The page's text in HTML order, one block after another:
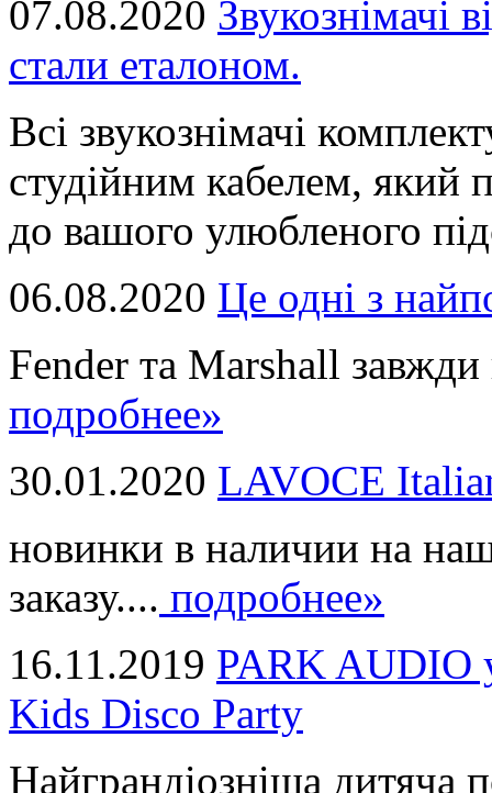
07.08.2020 Звукознімачі
стали еталоном.
Всі звукознімачі
студійним кабелем, який
до вашого улюбленого
06.08.2020 Це однi з
Fender та Marshall завжди
подробнее»
30.01.2020 LAVOCE
новинки в наличии на
заказу.... подробнее»
16.11.2019 PARK AUDIO
Kids Disco Party
Найграндіозніша дитяча